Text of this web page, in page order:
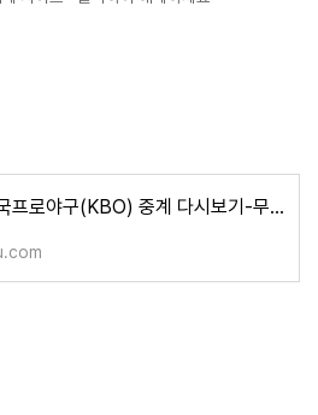
2025 한국프로야구(KBO) 중계 다시보기-무료